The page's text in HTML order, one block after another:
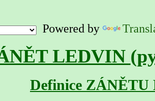
Powered by
LEDVIN
Definice